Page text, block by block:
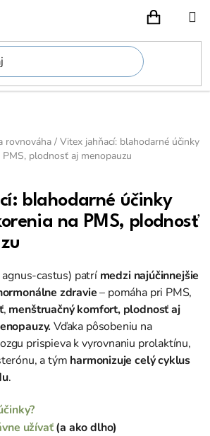
rovnováha / Vitex jahňací: blahodarné účinky
plodnosť aj menopauzu
blahodarné účinky
na PMS, plodnosť
castus) patrímedzi najúčinnejšie
zdravie– pomáha pri PMS,
, menštruačný komfort, plodnosť aj
Vďaka pôsobeniu na
prispieva k vyrovnaniu prolaktínu,
a tým harmonizuje celý cyklus
.
užívať(a ako dlho)